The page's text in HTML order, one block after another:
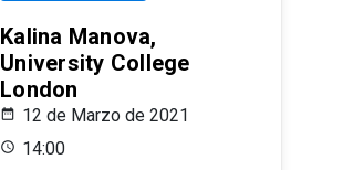
Kalina Manova,
University College
London
12 de Marzo de 2021
14:00